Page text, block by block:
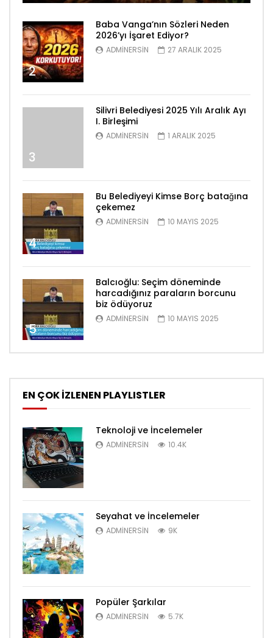
2
Baba Vanga’nın Sözleri Neden
2026’yı İşaret Ediyor?
ADMINERSIN 27 ARALIK 2025
3
Silivri Belediyesi 2025 Yılı Aralık Ayı
I. Birleşimi
ADMINERSIN 1 ARALIK 2025
4
Bu Belediyeyi Kimse Borç batağına
çekemez
ADMINERSIN 10 MAYIS 2025
5
Balcıoğlu: Seçim döneminde
harcadığınız paraların borcunu
biz ödüyoruz
ADMINERSIN 10 MAYIS 2025
EN ÇOK İZLENEN PLAYLISTLER
Teknoloji ve İncelemeler
ADMINERSIN 10.4K
Seyahat ve İncelemeler
ADMINERSIN 9K
Popüler Şarkılar
ADMINERSIN 5.7K